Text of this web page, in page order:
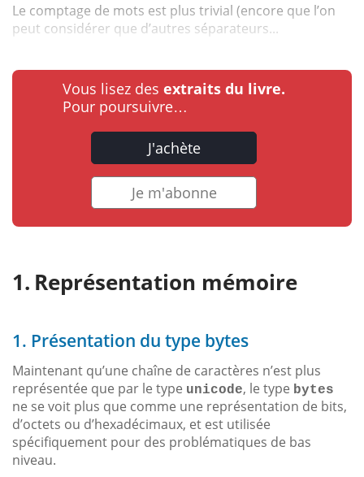
Le comptage de mots est plus trivial (encore que l’on
peut considérer que d’autres séparateurs...
Vous lisez des extraits du livre.
Pour poursuivre…
J'achète
Je m'abonne
Représentation mémoire
1. Présentation du type bytes
Maintenant qu’une chaîne de caractères n’est plus
représentée que par le type unicode, le type bytes
ne se voit plus que comme une représentation de bits,
d’octets ou d’hexadécimaux, et est utilisée
spécifiquement pour des problématiques de bas
niveau.